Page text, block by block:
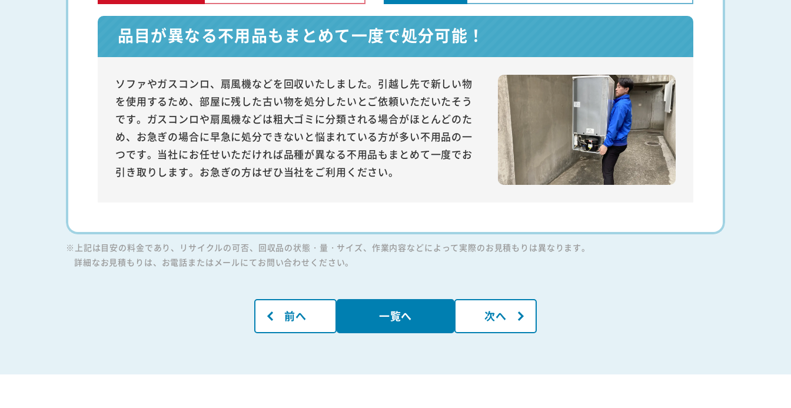
品目が異なる不用品もまとめて一度で処分可能！
ソファやガスコンロ、扇風機などを回収いたしました。引越し先で新しい物
を使用するため、部屋に残した古い物を処分したいとご依頼いただいたそう
です。ガスコンロや扇風機などは粗大ゴミに分類される場合がほとんどのた
め、お急ぎの場合に早急に処分できないと悩まれている方が多い不用品の一
つです。当社にお任せいただければ品種が異なる不用品もまとめて一度でお
引き取りします。お急ぎの方はぜひ当社をご利用ください。
※上記は目安の料金であり、リサイクルの可否、回収品の状態・量・サイズ、作業内容などによって実際のお見積もりは異なります。
詳細なお見積もりは、お電話またはメールにてお問い合わせください。
前へ 一覧へ 次へ